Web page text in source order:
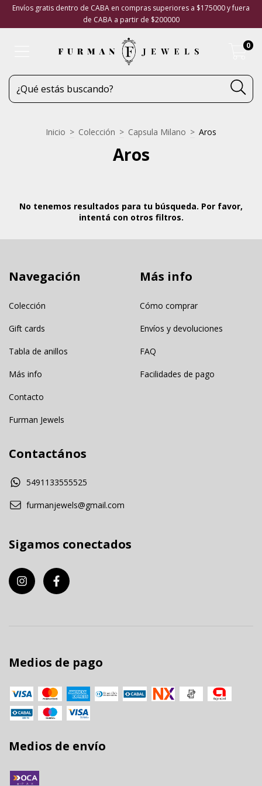
Envíos gratis dentro de CABA en compras superiores a $175000 y fuera
de CABA a partir de $200000
0
Inicio > Colección > Capsula Milano > Aros
Aros
No tenemos resultados para tu búsqueda. Por favor,
intentá con otros filtros.
Navegación
Colección
Gift cards
Tabla de anillos
Más info
Contacto
Furman Jewels
Más info
Cómo comprar
Envíos y devoluciones
FAQ
Facilidades de pago
Contactános
5491133555525
furmanjewels@gmail.com
Sigamos conectados
Medios de pago
Medios de envío